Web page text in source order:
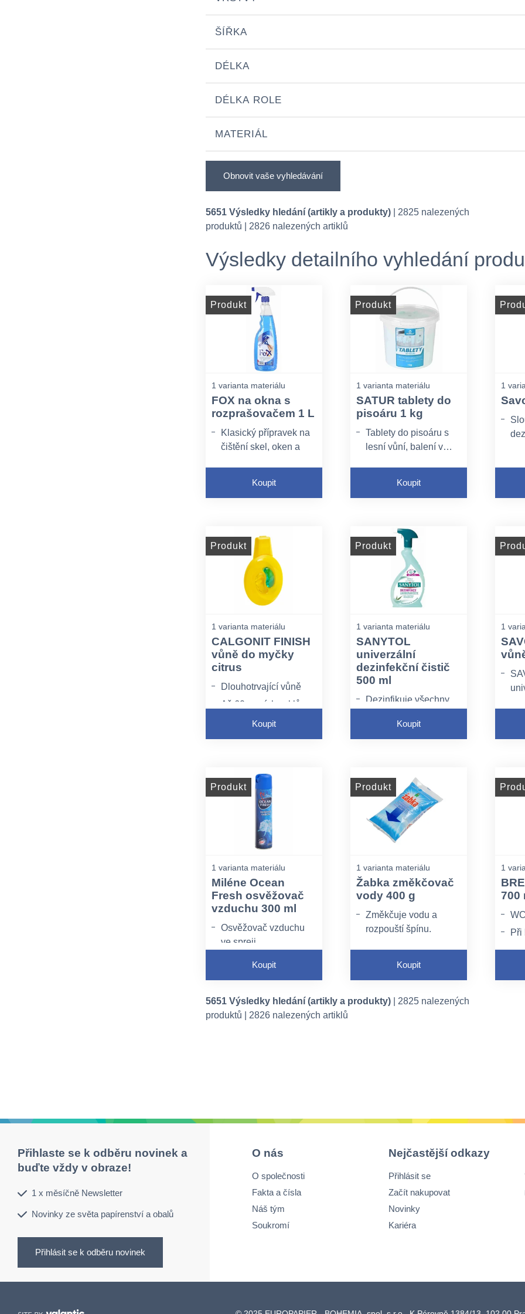
ŠÍŘKA
DÉLKA
DÉLKA ROLE
MATERIÁL
Obnovit vaše vyhledávání
5651 Výsledky hledání (artikly a produkty) | 2825 nalezených
produktů | 2826 nalezených artiklů
Výsledky detailního vyhledání
Produkt
1 varianta materiálu
FOX na okna s
rozprašovačem 1 L
Klasický přípravek na
čištění skel, oken a
účinných látek
Koupit
Produkt
1 varianta materiálu
SATUR tablety do
pisoáru 1 kg
Tablety do pisoáru s
lesní vůní, balení v
Koupit
1
Produkt
1 varianta materiálu
CALGONIT FINISH
vůně do myčky
citrus
Dlouhotrvající vůně
Až 60 mycích cyklů
svěžesti
Koupit
Produkt
1 varianta materiálu
SANYTOL
univerzální
dezinfekční čistič
500 ml
Dezinfikuje všechny
ničí mikroby.
potravinami.
Ničí herpes, virus
H7N1, salmonellu,
listerii,
coli, aspergillus Niger,
pseudomonas
aeuruginosa,
henterococcus hirae,
Koupit
1
Produkt
1 varianta materiálu
Miléne Ocean
Fresh osvěžovač
vzduchu 300 ml
Osvěžovač vzduchu
ve spreji
Koupit
Produkt
1 varianta materiálu
Žabka změkčovač
vody 400 g
Změkčuje vodu a
rozpouští špínu.
namáčení prádla i
Koupit
1
700
Při
5651 Výsledky hledání (artikly a produkty) | 2825 nalezených
produktů | 2826 nalezených artiklů
Přihlaste se k odběru novinek a
buďte vždy v obraze!
1 x měsíčně Newsletter
Novinky ze světa papírenství a obalů
Přihlásit se k odběru novinek
O nás
O společnosti
Fakta a čísla
Náš tým
Soukromí
Nejčastější odkazy
Přihlásit se
Začít nakupovat
Novinky
Kariéra